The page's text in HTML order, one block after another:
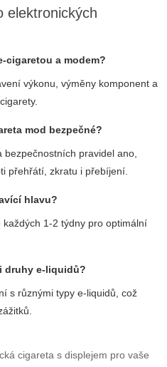
elektronických
cigaretou a modem?
výkonu, výměny komponent a
mod bezpečné?
bezpečnostních pravidel ano,
přehřátí, zkratu i přebíjení.
hlavu?
1-2 týdny pro optimální
druhy e-liquidů?
s různými typy e-liquidů, což
cigareta s displejem pro vaše